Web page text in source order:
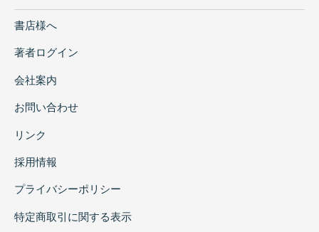
書店様へ
著者ログイン
会社案内
お問い合わせ
リンク
採用情報
プライバシーポリシー
特定商取引に関する表示